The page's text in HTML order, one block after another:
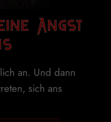
Angst
an. Und dann
sich ans